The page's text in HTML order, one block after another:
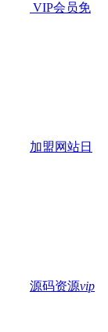
VIP会员免
加盟网站日
源码资源vip